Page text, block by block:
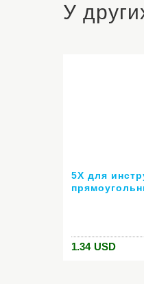
У
5X для
фреза для
маникюрные
1.34 USD